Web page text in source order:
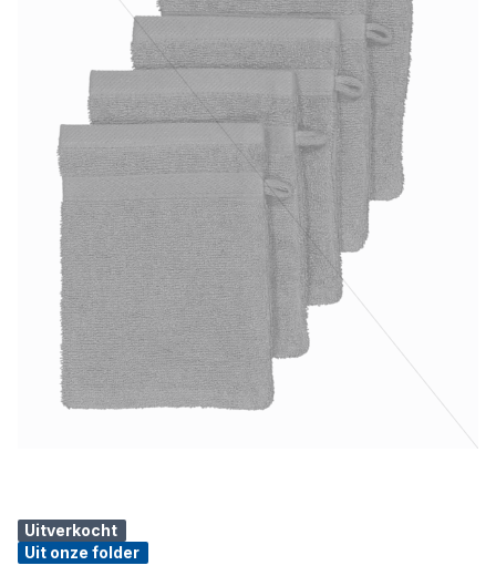
Uitverkocht
Uit onze folder